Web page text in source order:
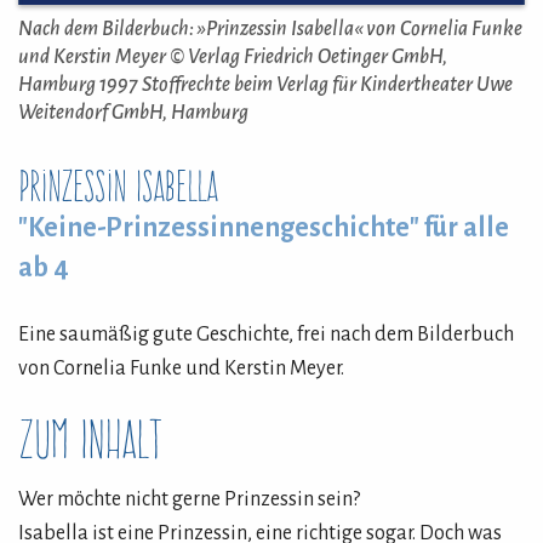
Nach dem Bilderbuch: »Prinzessin Isabella« von Cornelia Funke
und Kerstin Meyer © Verlag Friedrich Oetinger GmbH,
Hamburg 1997 Stoffrechte beim Verlag für Kindertheater Uwe
Weitendorf GmbH, Hamburg
Prinzessin Isabella
"Keine-Prinzessinnengeschichte" für alle
ab 4
Eine saumäßig gute Geschichte, frei nach dem Bilderbuch
von Cornelia Funke und Kerstin Meyer.
Zum Inhalt
Wer möchte nicht gerne Prinzessin sein?
Isabella ist eine Prinzessin, eine richtige sogar. Doch was